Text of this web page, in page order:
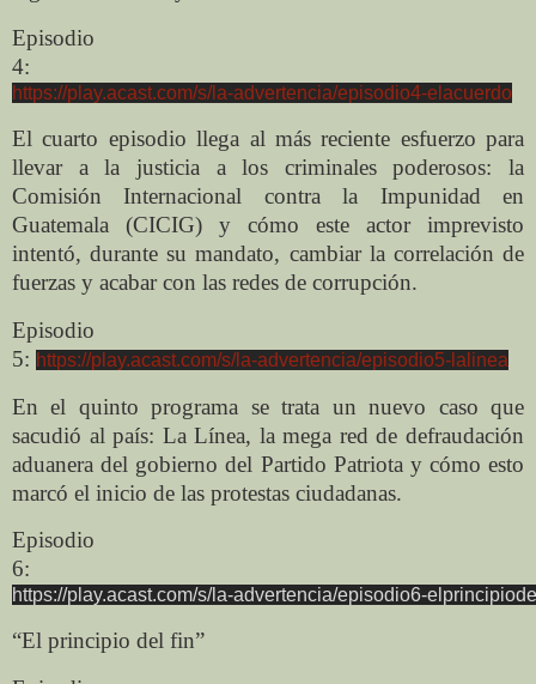
Episodio
4:
https://play.acast.com/s/la-advertencia/episodio4-elacuerdo
El cuarto episodio llega al más reciente esfuerzo para
llevar a la justicia a los criminales poderosos: la
Comisión Internacional contra la Impunidad en
Guatemala (CICIG) y cómo este actor imprevisto
intentó, durante su mandato, cambiar la correlación de
fuerzas y acabar con las redes de corrupción.
Episodio
5: https://play.acast.com/s/la-advertencia/episodio5-lalinea
En el quinto programa se trata un nuevo caso que
sacudió al país: La Línea, la mega red de defraudación
aduanera del gobierno del Partido Patriota y cómo esto
marcó el inicio de las protestas ciudadanas.
Episodio
6:
https://play.acast.com/s/la-advertencia/episodio6-
“El principio del fin”